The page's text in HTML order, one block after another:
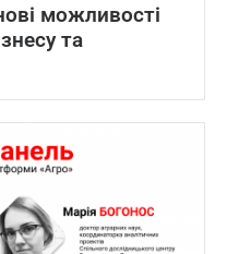
можливості
та